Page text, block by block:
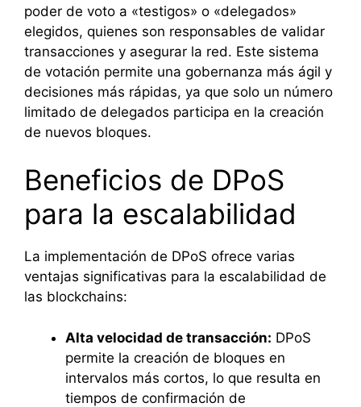
poder de voto a «testigos» o «delegados»
elegidos, quienes son responsables de validar
transacciones y asegurar la red. Este sistema
de votación permite una gobernanza más ágil y
decisiones más rápidas, ya que solo un número
limitado de delegados participa en la creación
de nuevos bloques.
Beneficios de DPoS
para la escalabilidad
La implementación de DPoS ofrece varias
ventajas significativas para la escalabilidad de
las blockchains:
Alta velocidad de transacción: DPoS
permite la creación de bloques en
intervalos más cortos, lo que resulta en
tiempos de confirmación de